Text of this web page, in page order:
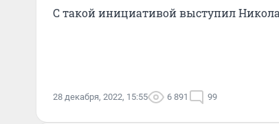
С такой инициативой выступил
28 декабря, 2022, 15:55 6 891 99